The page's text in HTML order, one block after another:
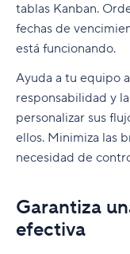
tablas Kanban.
fechas de
está funcionando.
Ayuda a tu equipo
responsabilidad y
personalizar sus
ellos. Minimiza las
necesidad de
Garantiza
efectiva